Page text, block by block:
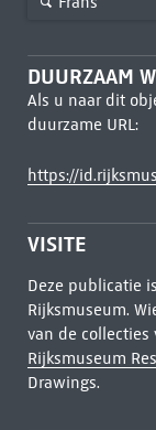
DUURZAAM
Als u naar dit
duurzame URL:
https://
VISITE
Deze publicatie
Rijksmuseum.
van de
Rijksmuseum
Drawings.